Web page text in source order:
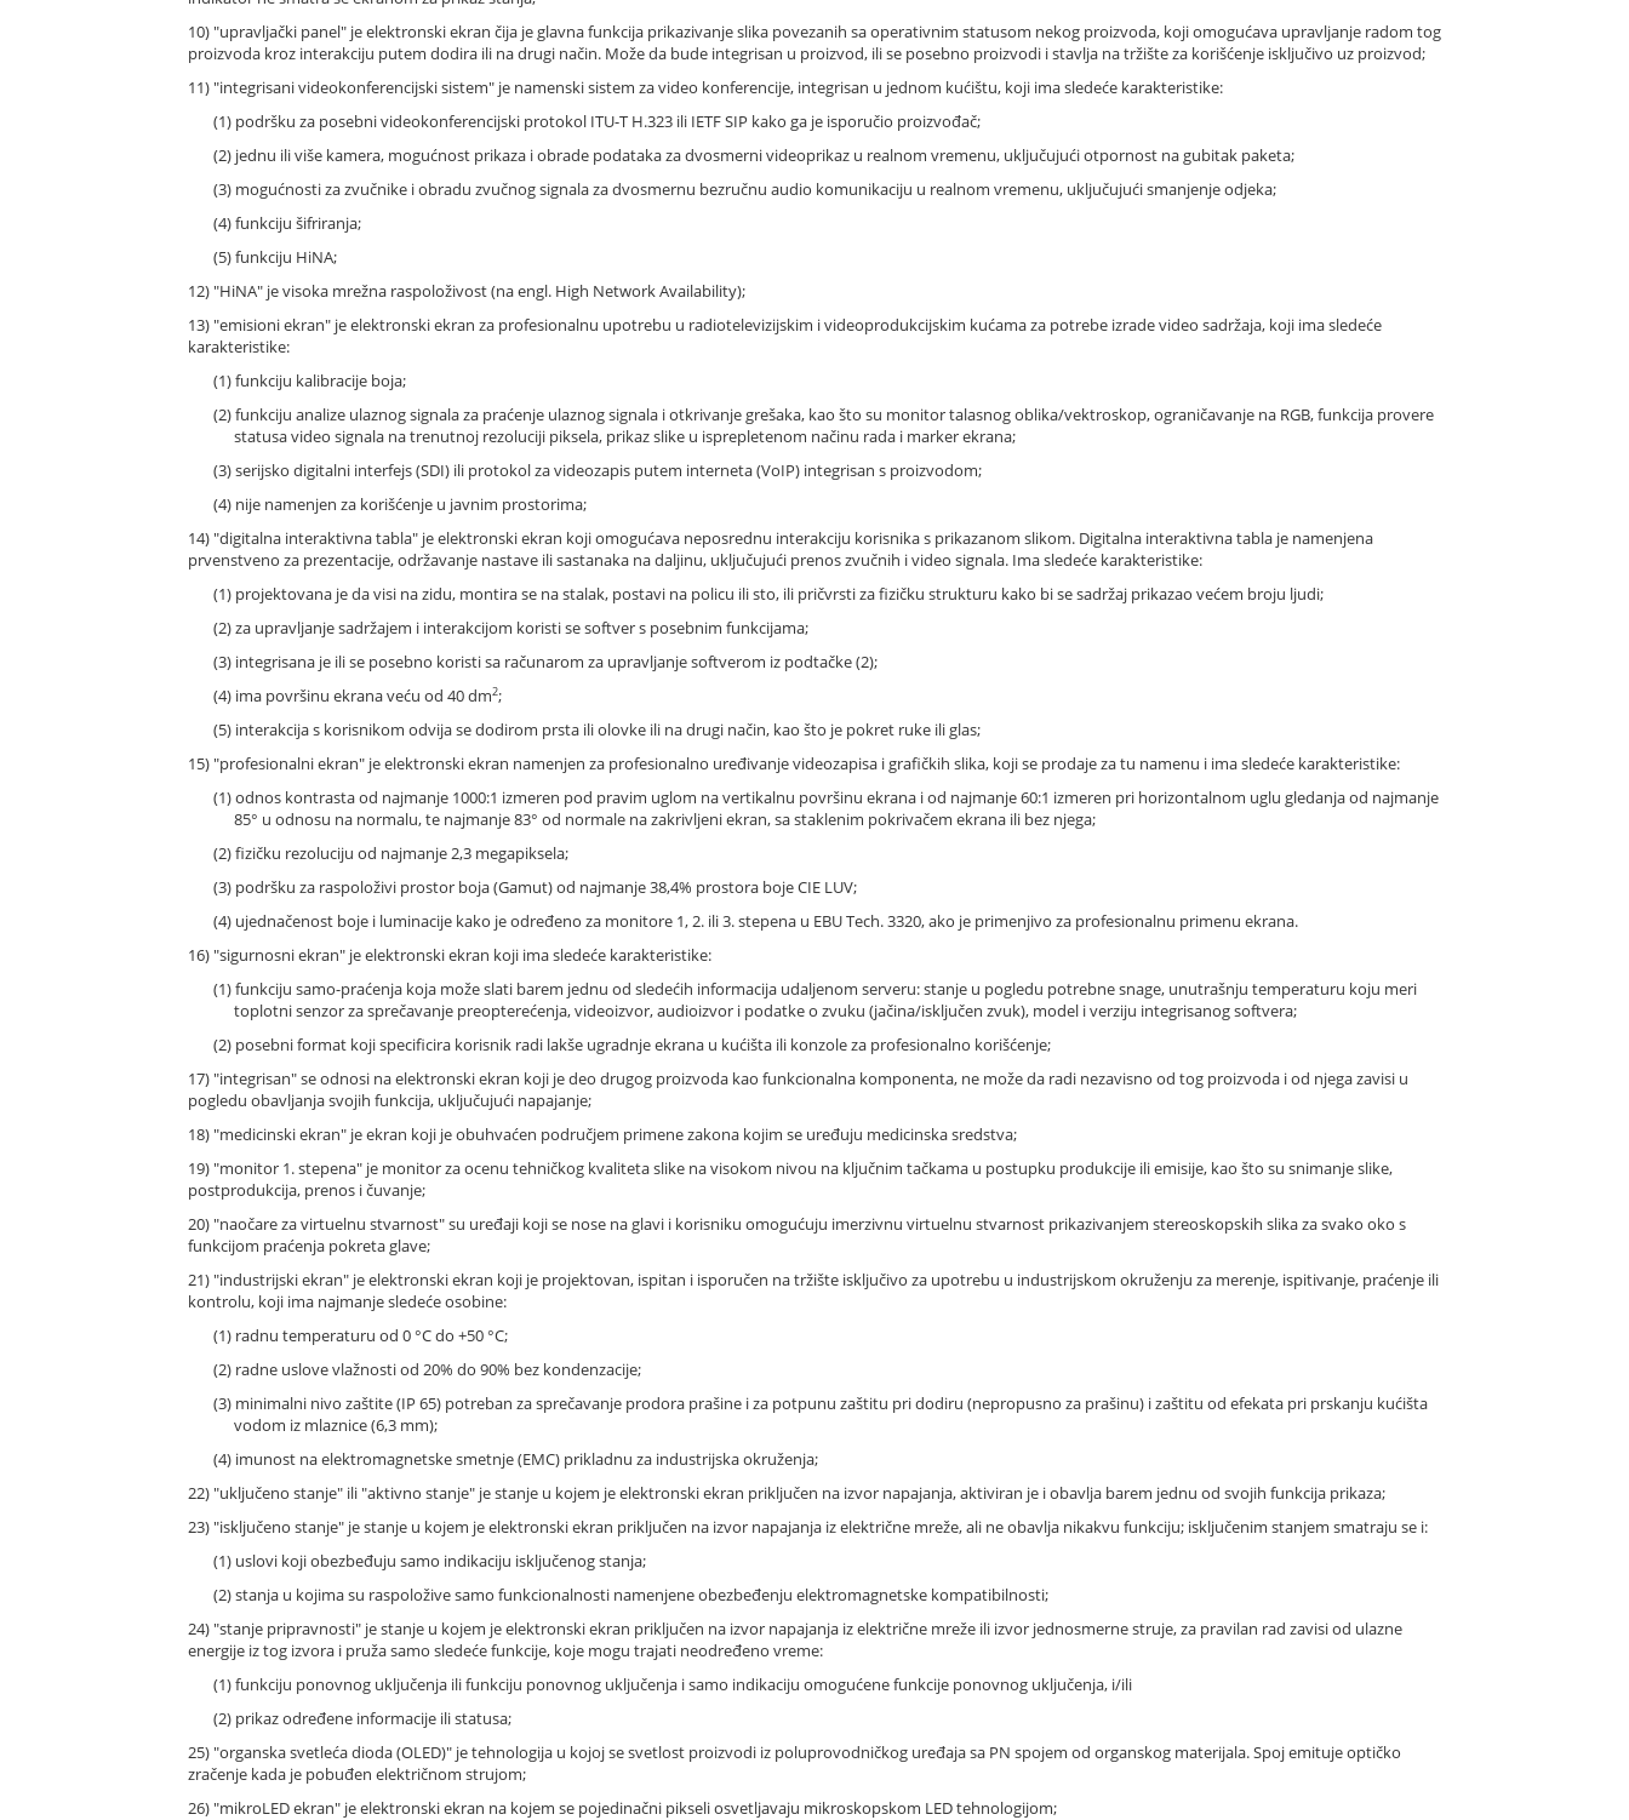
10) "upravljački panel" je elektronski ekran čija je glavna funkcija prikazivanje slika povezanih sa operativnim statusom nekog proizvoda, koji omogućava upravljanje radom tog
proizvoda kroz interakciju putem dodira ili na drugi način. Može da bude integrisan u proizvod, ili se posebno proizvodi i stavlja na tržište za korišćenje isključivo uz proizvod;
11) "integrisani videokonferencijski sistem" je namenski sistem za video konferencije, integrisan u jednom kućištu, koji ima sledeće karakteristike:
(1) podršku za posebni videokonferencijski protokol ITU-T H.323 ili IETF SIP kako ga je isporučio proizvođač;
(2) jednu ili više kamera, mogućnost prikaza i obrade podataka za dvosmerni videoprikaz u realnom vremenu, uključujući otpornost na gubitak paketa;
(3) mogućnosti za zvučnike i obradu zvučnog signala za dvosmernu bezručnu audio komunikaciju u realnom vremenu, uključujući smanjenje odjeka;
(4) funkciju šifriranja;
(5) funkciju HiNA;
12) "HiNA" je visoka mrežna raspoloživost (na engl. High Network Availability);
13) "emisioni ekran" je elektronski ekran za profesionalnu upotrebu u radiotelevizijskim i videoprodukcijskim kućama za potrebe izrade video sadržaja, koji ima sledeće
karakteristike:
(1) funkciju kalibracije boja;
(2) funkciju analize ulaznog signala za praćenje ulaznog signala i otkrivanje grešaka, kao što su monitor talasnog oblika/vektroskop, ograničavanje na RGB, funkcija provere
statusa video signala na trenutnoj rezoluciji piksela, prikaz slike u isprepletenom načinu rada i marker ekrana;
(3) serijsko digitalni interfejs (SDI) ili protokol za videozapis putem interneta (VoIP) integrisan s proizvodom;
(4) nije namenjen za korišćenje u javnim prostorima;
14) "digitalna interaktivna tabla" je elektronski ekran koji omogućava neposrednu interakciju korisnika s prikazanom slikom. Digitalna interaktivna tabla je namenjena
prvenstveno za prezentacije, održavanje nastave ili sastanaka na daljinu, uključujući prenos zvučnih i video signala. Ima sledeće karakteristike:
(1) projektovana je da visi na zidu, montira se na stalak, postavi na policu ili sto, ili pričvrsti za fizičku strukturu kako bi se sadržaj prikazao većem broju ljudi;
(2) za upravljanje sadržajem i interakcijom koristi se softver s posebnim funkcijama;
(3) integrisana je ili se posebno koristi sa računarom za upravljanje softverom iz podtačke (2);
(4) ima površinu ekrana veću od 40 dm2;
(5) interakcija s korisnikom odvija se dodirom prsta ili olovke ili na drugi način, kao što je pokret ruke ili glas;
15) "profesionalni ekran" je elektronski ekran namenjen za profesionalno uređivanje videozapisa i grafičkih slika, koji se prodaje za tu namenu i ima sledeće karakteristike:
(1) odnos kontrasta od najmanje 1000:1 izmeren pod pravim uglom na vertikalnu površinu ekrana i od najmanje 60:1 izmeren pri horizontalnom uglu gledanja od najmanje
85° u odnosu na normalu, te najmanje 83° od normale na zakrivljeni ekran, sa staklenim pokrivačem ekrana ili bez njega;
(2) fizičku rezoluciju od najmanje 2,3 megapiksela;
(3) podršku za raspoloživi prostor boja (Gamut) od najmanje 38,4% prostora boje CIE LUV;
(4) ujednačenost boje i luminacije kako je određeno za monitore 1, 2. ili 3. stepena u EBU Tech. 3320, ako je primenjivo za profesionalnu primenu ekrana.
16) "sigurnosni ekran" je elektronski ekran koji ima sledeće karakteristike:
(1) funkciju samo-praćenja koja može slati barem jednu od sledećih informacija udaljenom serveru: stanje u pogledu potrebne snage, unutrašnju temperaturu koju meri
toplotni senzor za sprečavanje preopterećenja, videoizvor, audioizvor i podatke o zvuku (jačina/isključen zvuk), model i verziju integrisanog softvera;
(2) posebni format koji specificira korisnik radi lakše ugradnje ekrana u kućišta ili konzole za profesionalno korišćenje;
17) "integrisan" se odnosi na elektronski ekran koji je deo drugog proizvoda kao funkcionalna komponenta, ne može da radi nezavisno od tog proizvoda i od njega zavisi u
pogledu obavljanja svojih funkcija, uključujući napajanje;
18) "medicinski ekran" je ekran koji je obuhvaćen područjem primene zakona kojim se uređuju medicinska sredstva;
19) "monitor 1. stepena" je monitor za ocenu tehničkog kvaliteta slike na visokom nivou na ključnim tačkama u postupku produkcije ili emisije, kao što su snimanje slike,
postprodukcija, prenos i čuvanje;
20) "naočare za virtuelnu stvarnost" su uređaji koji se nose na glavi i korisniku omogućuju imerzivnu virtuelnu stvarnost prikazivanjem stereoskopskih slika za svako oko s
funkcijom praćenja pokreta glave;
21) "industrijski ekran" je elektronski ekran koji je projektovan, ispitan i isporučen na tržište isključivo za upotrebu u industrijskom okruženju za merenje, ispitivanje, praćenje ili
kontrolu, koji ima najmanje sledeće osobine:
(1) radnu temperaturu od 0 °C do +50 °C;
(2) radne uslove vlažnosti od 20% do 90% bez kondenzacije;
(3) minimalni nivo zaštite (IP 65) potreban za sprečavanje prodora prašine i za potpunu zaštitu pri dodiru (nepropusno za prašinu) i zaštitu od efekata pri prskanju kućišta
vodom iz mlaznice (6,3 mm);
(4) imunost na elektromagnetske smetnje (EMC) prikladnu za industrijska okruženja;
22) "uključeno stanje" ili "aktivno stanje" je stanje u kojem je elektronski ekran priključen na izvor napajanja, aktiviran je i obavlja barem jednu od svojih funkcija prikaza;
23) "isključeno stanje" je stanje u kojem je elektronski ekran priključen na izvor napajanja iz električne mreže, ali ne obavlja nikakvu funkciju; isključenim stanjem smatraju se i:
(1) uslovi koji obezbeđuju samo indikaciju isključenog stanja;
(2) stanja u kojima su raspoložive samo funkcionalnosti namenjene obezbeđenju elektromagnetske kompatibilnosti;
24) "stanje pripravnosti" je stanje u kojem je elektronski ekran priključen na izvor napajanja iz električne mreže ili izvor jednosmerne struje, za pravilan rad zavisi od ulazne
energije iz tog izvora i pruža samo sledeće funkcije, koje mogu trajati neodređeno vreme:
(1) funkciju ponovnog uključenja ili funkciju ponovnog uključenja i samo indikaciju omogućene funkcije ponovnog uključenja, i/ili
(2) prikaz određene informacije ili statusa;
25) "organska svetleća dioda (OLED)" je tehnologija u kojoj se svetlost proizvodi iz poluprovodničkog uređaja sa PN spojem od organskog materijala. Spoj emituje optičko
zračenje kada je pobuđen električnom strujom;
26) "mikroLED ekran" je elektronski ekran na kojem se pojedinačni pikseli osvetljavaju mikroskopskom LED tehnologijom;